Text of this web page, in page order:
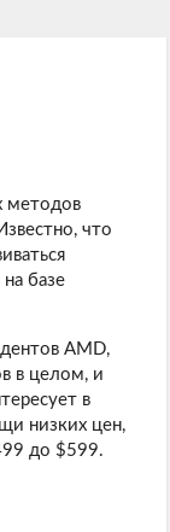
методов
что
базе
AMD,
в целом, и
в
низких цен,
до $599.